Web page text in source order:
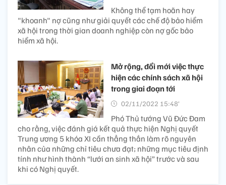
Không thể tạm hoãn hay
"khoanh" nợ cũng như giải quyết các chế độ bảo hiểm
xã hội trong thời gian doanh nghiệp còn nợ gốc bảo
hiểm xã hội.
Mở rộng, đổi mới việc thực
hiện các chính sách xã hội
trong giai đoạn tới
02/11/2022 15:48’
Phó Thủ tướng Vũ Đức Đam
cho rằng, việc đánh giá kết quả thực hiện Nghị quyết
Trung ương 5 khóa XI cần thẳng thắn làm rõ nguyên
nhân của những chỉ tiêu chưa đạt; những mục tiêu định
tính như hình thành “lưới an sinh xã hội” trước và sau
khi có Nghị quyết.